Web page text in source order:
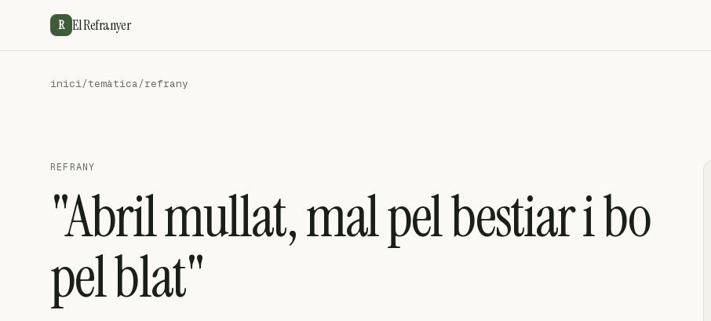
R El Refranyer
inici/temàtica/refrany
REFRANY
"Abril mullat, mal pel bestiar i bo
pel blat"